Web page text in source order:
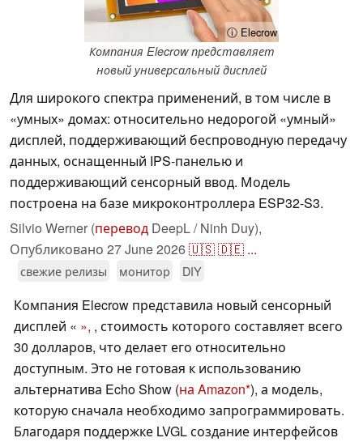
ⓘ Elecrow
Компания Elecrow представляет
новый универсальный дисплей
Для широкого спектра применений, в том числе в
«умных» домах: относительно недорогой «умный»
дисплей, поддерживающий беспроводную передачу
данных, оснащенный IPS-панелью и
поддерживающий сенсорный ввод. Модель
построена на базе микроконтроллера ESP32-S3.
Silvio Werner (перевод DeepL / Ninh Duy),
Опубликовано 27 June 2026🇺🇸🇩🇪 ...
свежие релизы монитор DIY
Компания Elecrow представила новый сенсорный
дисплей « », , стоимость которого составляет всего
30 долларов, что делает его относительно
доступным. Это не готовая к использованию
альтернатива Echo Show (на Amazon ), а модель,
которую сначала необходимо запрограммировать.
Благодаря поддержке LVGL создание интерфейсов